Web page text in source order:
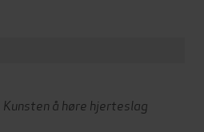
Kunsten å høre hjerteslag